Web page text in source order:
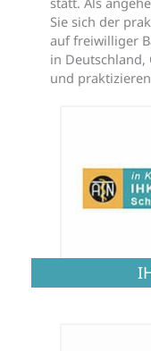
Sie sich der
auf freiwilliger
in Deutschland,
und